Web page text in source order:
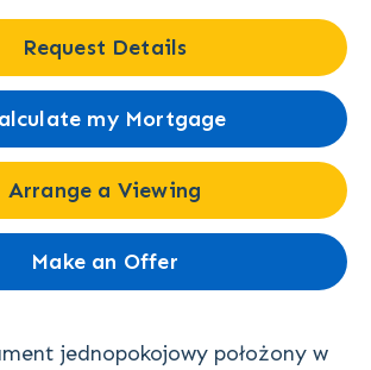
Request Details
my Mortgage
Arrange a Viewing
Make an Offer
jednopokojowy położony w